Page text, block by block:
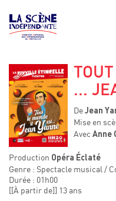
...
De Jean
Mise en
Avec Anne
Production Opéra Éclaté
Genre : Spectacle musical /
Durée : 01h00
[[À partir de]] 13 ans